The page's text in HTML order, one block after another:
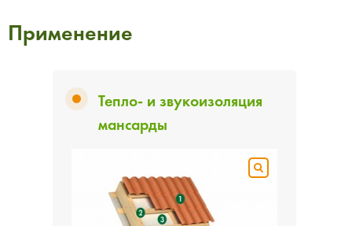
Применение
Тепло- и звукоизоляция
мансарды